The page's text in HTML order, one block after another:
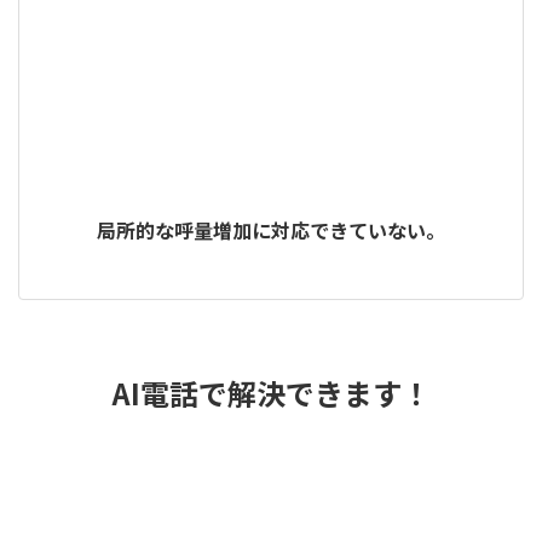
局所的な呼量増加に対応できていない。
AI電話で解決できます！